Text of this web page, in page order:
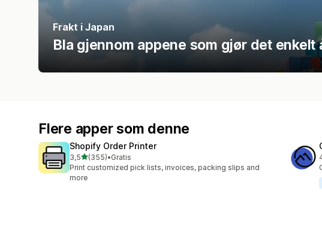
Frakt i Japan
Bla gjennom appene som gjør det enkelt
Flere apper som denne
Shopify Order Printer
3,5av 5 stjerner
(355)
Totalt 355 omtaler
•Gratis
Print customized pick lists, invoices, packing slips and
more